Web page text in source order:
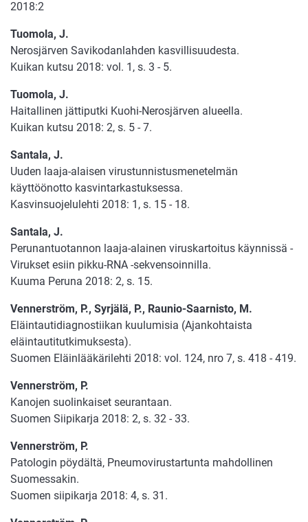
2018:2
Tuomola, J.
Nerosjärven Savikodanlahden kasvillisuudesta.
Kuikan kutsu 2018: vol. 1, s. 3 - 5.
Tuomola, J.
Haitallinen jättiputki Kuohi-Nerosjärven alueella.
Kuikan kutsu 2018: 2, s. 5 - 7.
Santala, J.
Uuden laaja-alaisen virustunnistusmenetelmän
käyttöönotto kasvintarkastuksessa.
Kasvinsuojelulehti 2018: 1, s. 15 - 18.
Santala, J.
Perunantuotannon laaja-alainen viruskartoitus käynnissä -
Virukset esiin pikku-RNA -sekvensoinnilla.
Kuuma Peruna 2018: 2, s. 15.
Vennerström, P., Syrjälä, P., Raunio-Saarnisto, M.
Eläintautidiagnostiikan kuulumisia (Ajankohtaista
eläintautitutkimuksesta).
Suomen Eläinlääkärilehti 2018: vol. 124, nro 7, s. 418 - 419.
Vennerström, P.
Kanojen suolinkaiset seurantaan.
Suomen Siipikarja 2018: 2, s. 32 - 33.
Vennerström, P.
Patologin pöydältä, Pneumovirustartunta mahdollinen
Suomessakin.
Suomen siipikarja 2018: 4, s. 31.